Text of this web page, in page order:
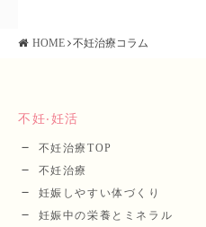
HOME 不妊治療コラム
不妊‧妊活
不妊治療TOP
不妊治療
妊娠しやすい体づくり
妊娠中の栄養とミネラル